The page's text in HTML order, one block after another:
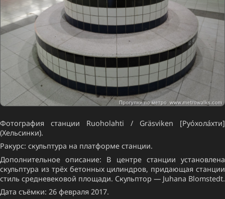
Фотография станции Ruoholahti / Gräsviken [Руо́хола́хти]
(Хельсинки).
Ракурс: скульптура на платформе станции.
Дополнительное описание: В центре станции установлена
скульптура из трёх бетонных цилиндров, придающая станции
стиль средневековой площади. Скульптор — Juhana Blomstedt.
Дата съёмки: 26 февраля 2017.